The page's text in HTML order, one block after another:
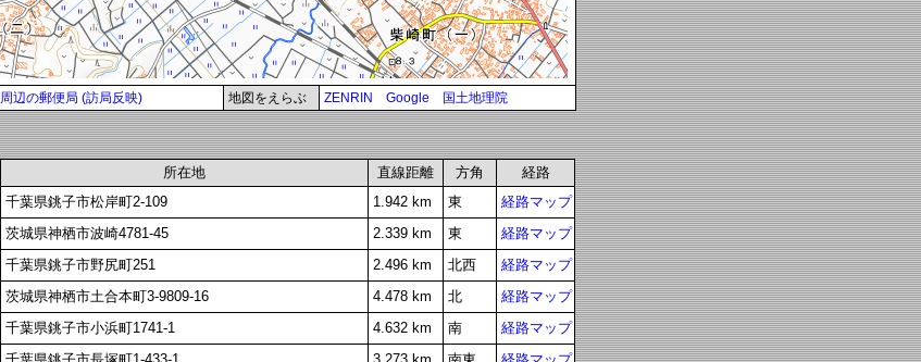
周辺の郵便局 (訪局反映) 地図をえらぶ ZENRIN Google 国土地理院
所在地 直線距離 方角
経路
千葉県銚子市松岸町2-109 1.942 km 東
経路マップ
茨城県神栖市波崎4781-45 2.339 km 東
経路マップ
千葉県銚子市野尻町251 2.496 km 北西
経路マップ
茨城県神栖市土合本町3-9809-16 4.478 km 北
経路マップ
千葉県銚子市小浜町1741-1 4.632 km 南
経路マップ